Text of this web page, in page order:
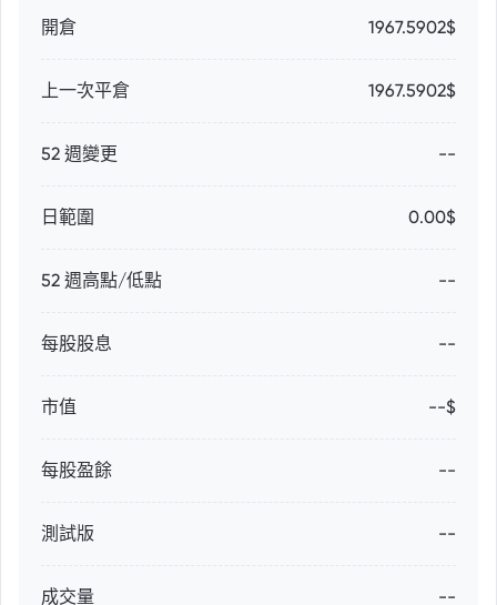
開倉 1967.5902$
上一次平倉 1967.5902$
52 週變更 --
日範圍 0.00$
52 週高點/低點 --
每股股息 --
市值 --$
每股盈餘 --
測試版 --
成交量 --